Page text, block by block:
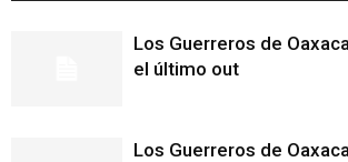
Los Guerreros de
el último out
Los Guerreros de